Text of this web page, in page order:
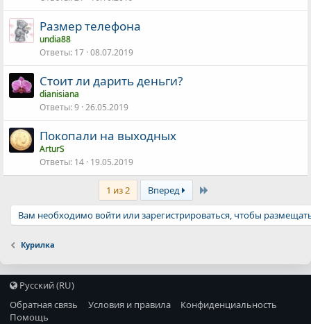
Размер телефона
undia88
Ответы 17 08.07.2019
Стоит ли дарить деньги?
dianisiana
Ответы 9 26.05.2019
Покопали на выходных
ArturS
Ответы 14 19.05.2019
1 из 2 Вперед Последняя
Вам необходимо войти или зарегистрироваться, чтобы
Курилка
Русский (RU)
Обратная связь
Условия и правила
Конфиденциальность
Помощь